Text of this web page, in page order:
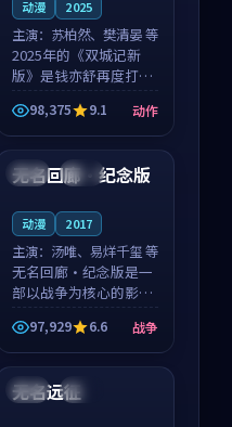
动漫 2025
主演： 苏柏然、樊清晏 等
2025年的《双城记新
版》是钱亦舒再度打磨
的动作佳作。中国大陆
的取景与沙漠探险的氛
围相互成就，苏柏然与
樊清晏的对手戏自然克
制，让整部影片在悬念
98,375 9.1 动作
中国 杜比
无名回廊·纪念版
动漫 2017
主演： 汤唯、易烊千玺 等
无名回廊·纪念版是一
部以战争为核心的影视
作品，围绕危机、反转
与人物成长展开，整体
节奏紧凑，值得推荐观
看。
97,929 6.6 战争
日本 完结
无名远征